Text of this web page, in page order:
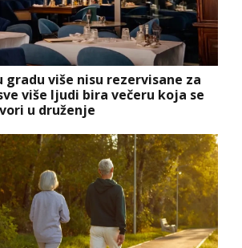
gradu više nisu rezervisane za
više ljudi bira večeru koja se
u druženje